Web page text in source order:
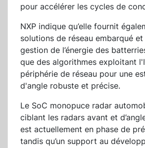
pour accélérer les cycles de
NXP indique qu’elle fournit
solutions de réseau embarqué
gestion de l’énergie des
que des algorithmes exploitant
périphérie de réseau pour une
d'angle robuste et précise.
Le SoC monopuce radar
ciblant les radars avant et
est actuellement en phase de
tandis qu’un support au